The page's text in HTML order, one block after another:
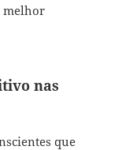
melhor
nas
que